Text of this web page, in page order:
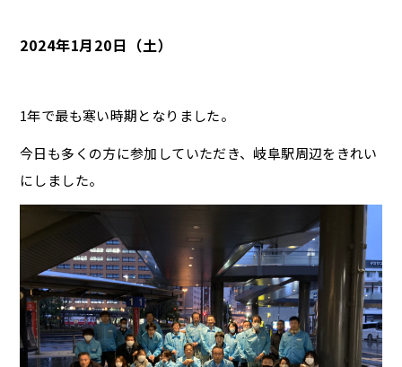
2024年1月20日（土）
1年で最も寒い時期となりました。
今日も多くの方に参加していただき、岐阜駅周辺をきれい
にしました。